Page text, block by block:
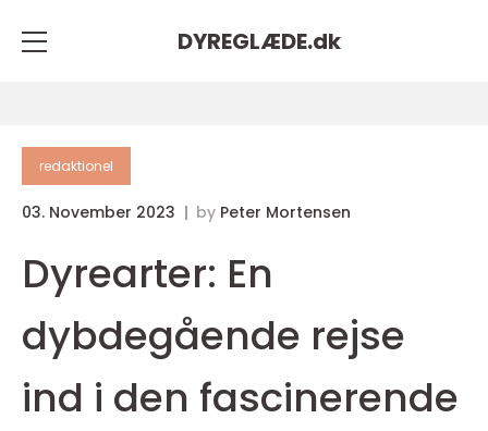
DYREGLÆDE.dk
redaktionel
03. November 2023 by Peter Mortensen
Dyrearter: En
dybdegående rejse
ind i den fascinerende